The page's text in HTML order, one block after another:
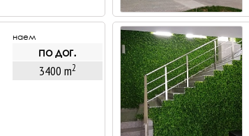
наем
по дог.
3400 m2